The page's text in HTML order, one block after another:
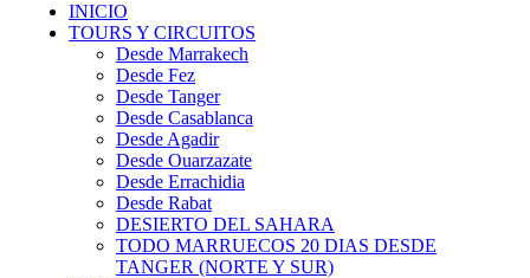
INICIO
TOURS Y CIRCUITOS
Desde Marrakech
Desde Fez
Desde Tanger
Desde Casablanca
Desde Agadir
Desde Ouarzazate
Desde Errachidia
Desde Rabat
DESIERTO DEL SAHARA
TODO MARRUECOS 20 DIAS DESDE
TANGER (NORTE Y SUR)